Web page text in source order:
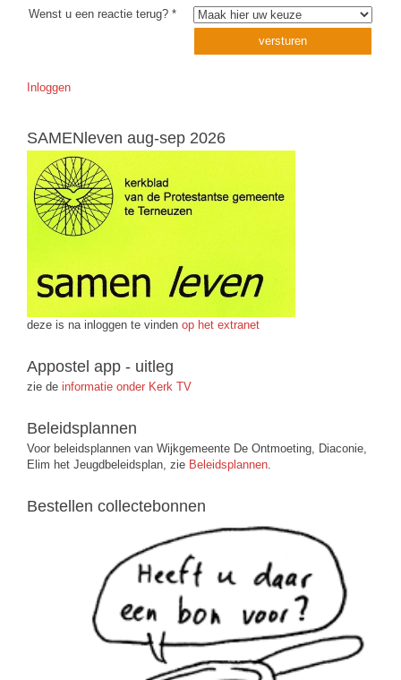
Wenst u een reactie terug? *
Inloggen
SAMENleven aug-sep 2026
deze is na inloggen te vinden op het extranet
Appostel app - uitleg
zie de informatie onder Kerk TV
Beleidsplannen
Voor beleidsplannen van Wijkgemeente De Ontmoeting, Diaconie,
Elim het Jeugdbeleidsplan, zie Beleidsplannen
Bestellen collectebonnen